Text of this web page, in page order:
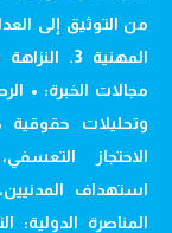
مجالات الخبرة: •
وتحليلات
الاحتجاز
استهداف
المناصرة الدولية: